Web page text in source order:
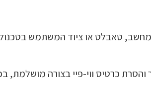
כרטיס ווי-פיי בצורה מושלמת,